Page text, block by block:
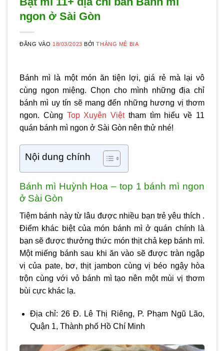
ngon ở Sài Gòn
ĐĂNG VÀO 18/03/2023 BỞITHẮNG MÊ BIA
Bánh mì là một món ăn tiện lợi, giá rẻ mà lại vô
cùng ngon miệng. Chọn cho mình những địa chỉ
bánh mì uy tín sẽ mang đến những hương vị thơm
ngon. Cùng Top Xuyên Việttham tìm hiểu về 11
quán bánh mì ngon ở Sài Gòn nên thử nhé!
Nội dung chính
Bánh mì Huỳnh Hoa – top 1 bánh mì ngon
ở Sài Gòn
Tiệm bánh này từ lâu được nhiều bạn trẻ yêu thích .
Điểm khác biệt của món bánh mì ở quán chính là
bạn sẽ được thưởng thức món thịt chả kẹp bánh mì.
Một miếng bánh sau khi ăn vào sẽ được tràn ngập
vị của pate, bơ, thịt jambon cùng vị béo ngậy hòa
trộn cùng với vỏ bánh mì tạo nên một mùi vị thơm
bùi cực khác lạ.
Địa chỉ: 26 Đ. Lê Thị Riêng, P. Phạm Ngũ Lão,
Quận 1, Thành phố Hồ Chí Minh